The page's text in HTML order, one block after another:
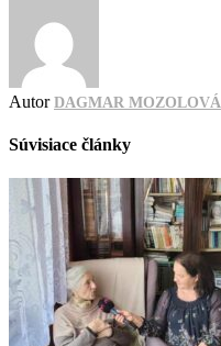
Autor DAGMAR MOZOLOVÁ
Súvisiace články